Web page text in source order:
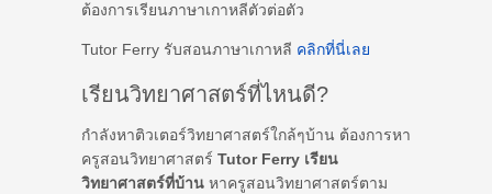
ต้องการเรียนภาษาเกาหลีตัวต่อตัว
Tutor Ferry รับสอนภาษาเกาหลี คลิกที่นี่เลย
เรียนวิทยาศาสตร์ที่ไหนดี?
กำลังหาติวเตอร์วิทยาศาสตร์ใกล้ๆบ้าน ต้องการหา
ครูสอนวิทยาศาสตร์ Tutor Ferry เรียน
วิทยาศาสตร์ที่บ้าน หาครูสอนวิทยาศาสตร์ตาม